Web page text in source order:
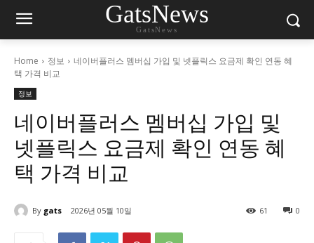
GatsNews
GatsNews
Home 정보
네이버플러스 멤버십 가입 및 넷플릭스 요금제 확인 연동 혜
택 가격 비교
정보
네이버플러스 멤버십 가입 및
넷플릭스 요금제 확인 연동 혜
택 가격 비교
By gats 2026년 05월 10일 0
61